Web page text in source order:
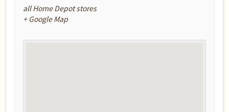
all Home Depot stores
+ Google Map